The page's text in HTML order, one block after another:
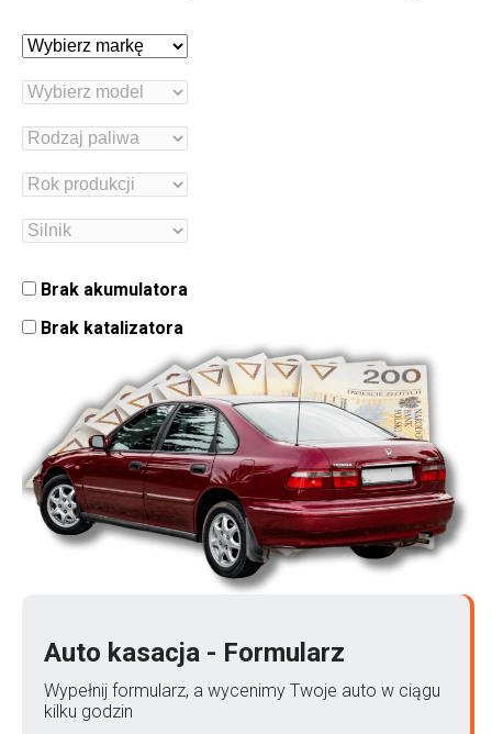
Brak akumulatora
Brak katalizatora
Auto kasacja - Formularz
Wypełnij formularz, a wycenimy Twoje auto w ciągu
kilku godzin